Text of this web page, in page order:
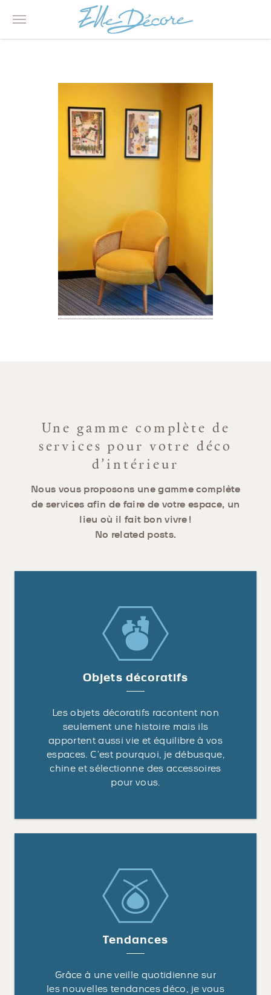
Une gamme complète de
services pour votre déco
d’intérieur
Nous vous proposons une gamme complète
de services afin de faire de votre espace, un
lieu où il fait bon vivre !
No related posts.
Objets décoratifs
Les objets décoratifs racontent non
seulement une histoire mais ils
apportent aussi vie et équilibre à vos
espaces. C’est pourquoi, je débusque,
chine et sélectionne des accessoires
pour vous.
Tendances
Grâce à une veille quotidienne sur
les nouvelles tendances déco, je vous